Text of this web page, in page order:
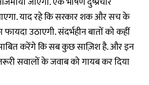
याद रहे कि सरकार शक और सच के
उठाएगी. संदर्भहीन बातों को कहीं
करेंगे कि सब कुछ साज़िश है. और इन
सवालों के जवाब को गायब कर दिया